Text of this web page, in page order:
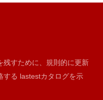
残すために、規則的に更新
グを示